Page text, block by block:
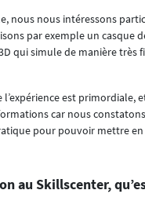
nous nous intéressons
par exemple un
qui simule de manière très
est
car nous
pour pouvoir mettre
au Skillscenter,